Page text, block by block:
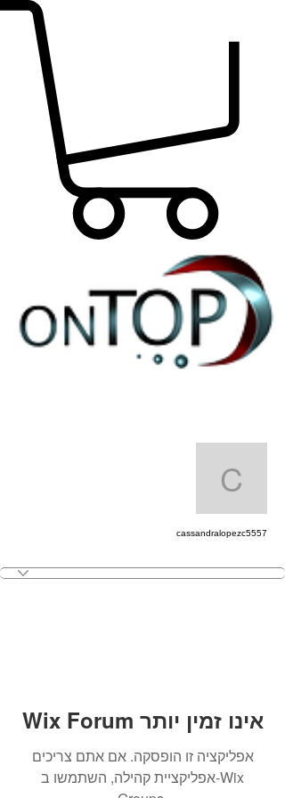
cassandralopezc5557
Wix Forum אינו זמין יותר
אפליקציה זו הופסקה. אם אתם צריכים
אפליקציית קהילה, השתמשו ב-Wix